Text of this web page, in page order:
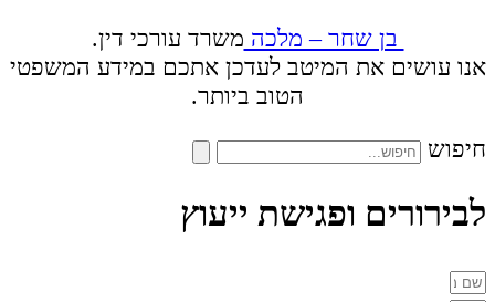
בן שחר – מלכה משרד עורכי דין.
אנו עושים את המיטב לעדכן אתכם במידע המשפטי
הטוב ביותר.
חיפוש
לבירורים ופגישת ייעוץ